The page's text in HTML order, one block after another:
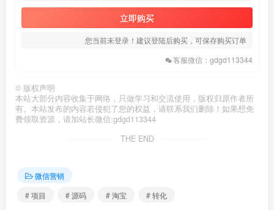
立即购买
您当前未登录！建议登陆后购买，可保存购买订单
客服微信：gdgd113344
© 版权声明
本站大部分内容收集于网络，只做学习和交流使用，版权归原作者所
有。本站发布的内容若侵犯了您的权益，请联系我们删除！如果想免
费领取资源，请加站长微信:gdgd113344
THE END
微信营销
# 项目
# 源码 # 淘宝 # 转化